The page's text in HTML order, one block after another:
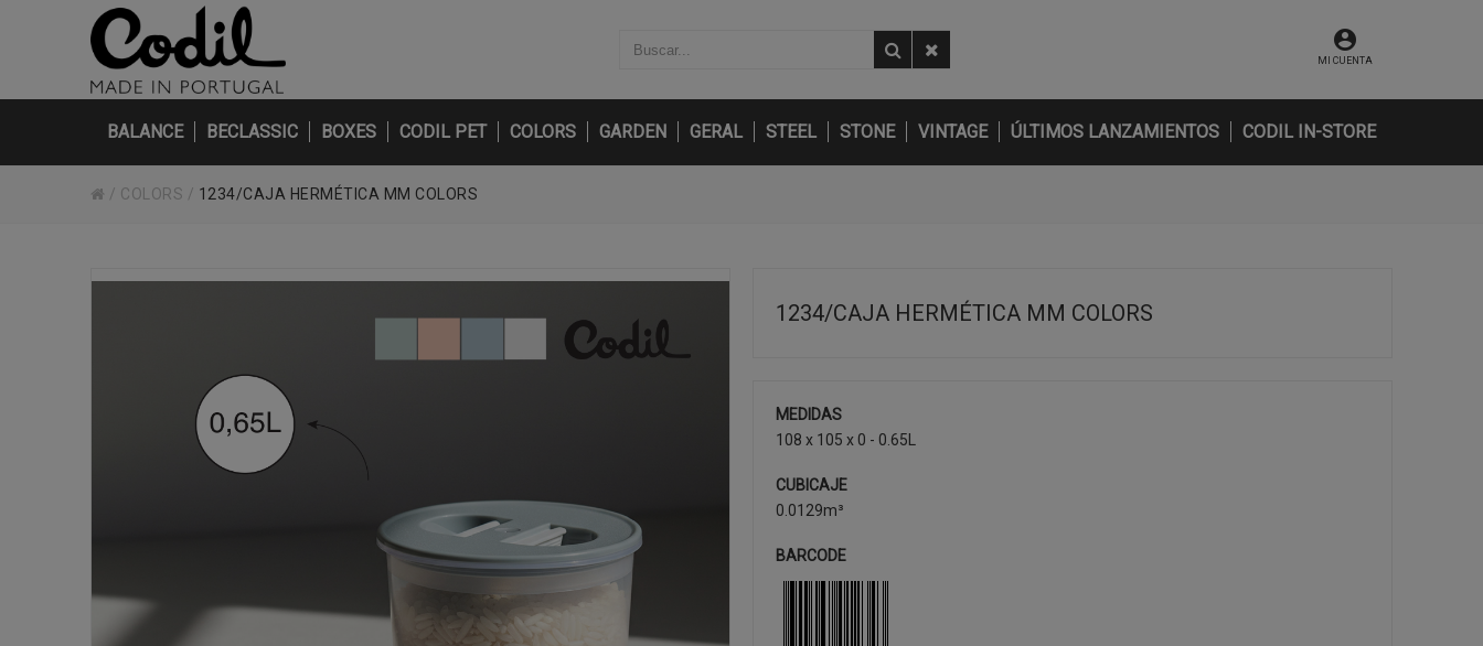
MI CUENTA
BALANCE BECLASSIC BOXES CODIL PET COLORS GARDEN GERAL STEEL STONE VINTAGE ÚLTIMOS LANZAMIENTOS CODIL IN-STORE
/ COLORS / 1234/CAJA HERMÉTICA MM COLORS
1234/CAJA HERMÉTICA MM COLORS
MEDIDAS
108 x 105 x 0 - 0.65L
CUBICAJE
0.0129m³
BARCODE